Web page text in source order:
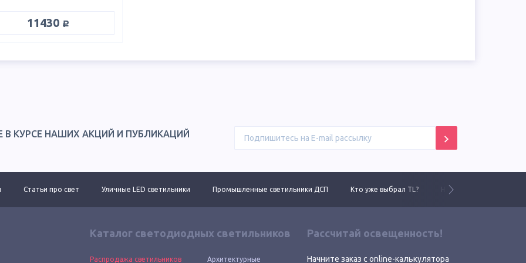
11430 руб.
В КУРСЕ НАШИХ АКЦИЙ И ПУБЛИКАЦИЙ
Статьи про свет Уличные LED светильники Промышленные светильники ДСП Кто уже выбрал TL? Новинки 2025 года
Каталог светодиодных светильников
Распродажа светильников Архитектурные
Рассчитай освещенность!
Начните заказ с online-калькулятора